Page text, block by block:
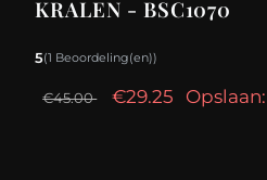
KRALEN - BSC1070
5(1 Beoordeling(en))
€45.00 €29.25